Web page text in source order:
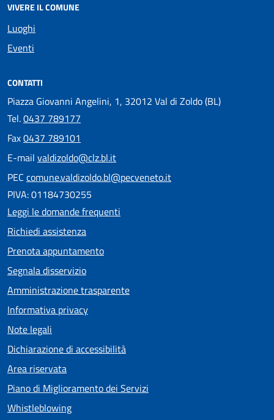
VIVERE IL COMUNE
Luoghi
Eventi
CONTATTI
Piazza Giovanni Angelini, 1, 32012 Val di Zoldo (BL)
Tel.0437 789177
Fax0437 789101
E-mail valdizoldo@clz.bl.it
PEC comune.valdizoldo.bl@pecveneto.it
PIVA: 01184730255
Leggi le domande frequenti
Richiedi assistenza
Prenota appuntamento
Segnala disservizio
Amministrazione trasparente
Informativa privacy
Note legali
Dichiarazione di accessibilità
Area riservata
Piano di Miglioramento dei Servizi
Whistleblowing